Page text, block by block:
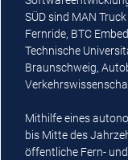
SÜD sind MAN
Fernride, BTC
Technische
Braunschweig,
Mit­hilfe eines
bis Mitte des
öffentliche Fern-